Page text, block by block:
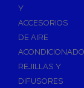
Otros
Accesorios
Tapones,
Y
ACCESORIOS
DE AIRE
ACONDICIONADO
REJILLAS Y
DIFUSORES